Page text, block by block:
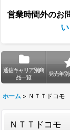
営業時間外のお
通信キャリア別商
品一覧
発売年
ホーム > ＮＴＴドコモ
ＮＴＴドコモ